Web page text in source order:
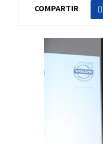
COMPARTIR